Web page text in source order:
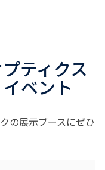
ティクス
ベント
の展示ブースにぜひ